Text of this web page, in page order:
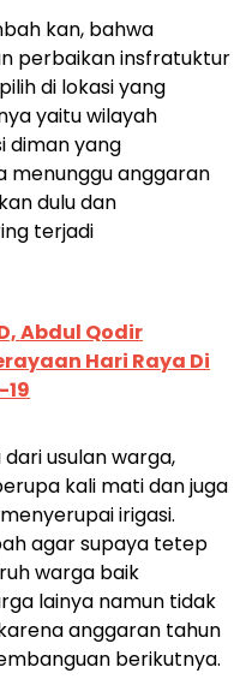
kan, bahwa
perbaikan insfratuktur
di lokasi yang
yaitu wilayah
diman yang
menunggu anggaran
dulu dan
terjadi
Abdul Qodir
Hari Raya Di
dari usulan warga,
kali mati dan juga
irigasi.
agar supaya tetep
warga baik
lainya namun tidak
anggaran tahun
berikutnya.